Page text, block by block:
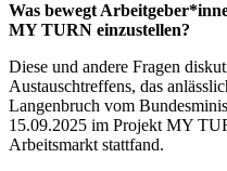
Was bewegt
MY TURN einzustellen?
Diese und andere Fragen
Austauschtreffens, das
Langenbruch vom
15.09.2025 im Projekt MY
Arbeitsmarkt stattfand.